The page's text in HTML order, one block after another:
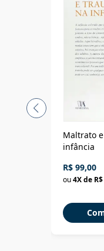
Maltrato
infância
R$ 99,00
ou4X de